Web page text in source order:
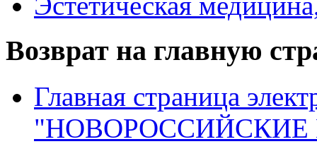
Возврат на главную
Главная страница
"НОВОРОССИЙСКИЕ